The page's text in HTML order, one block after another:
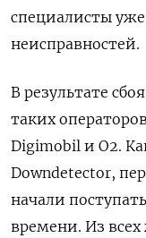
специалисты
неисправностей.
В результате
таких
Digimobil и O2.
Downdetector,
начали
времени. Из